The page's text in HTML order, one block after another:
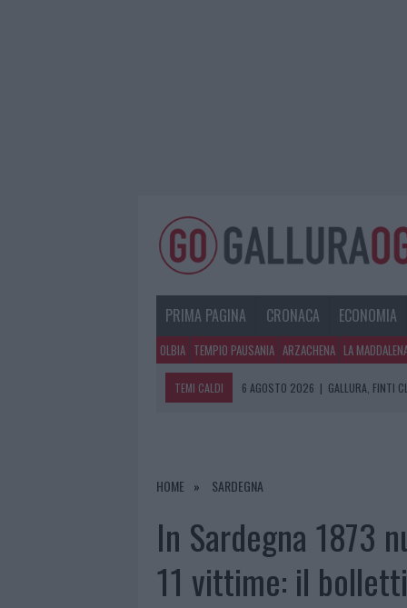
PRIMA PAGINA CRONACA ECONOMIA
OLBIA TEMPIO PAUSANIA ARZACHENA LA
TEMI CALDI 6 AGOSTO 2026 | GALLURA, FINTI
6 AGOSTO 2026
HOME SARDEGNA
In Sardegna 1873
11 vittime: il